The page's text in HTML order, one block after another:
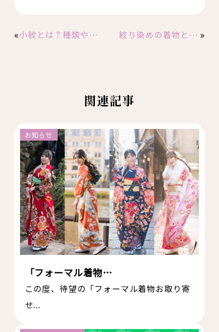
« 小紋とは？種類や着用シーン、選び方を解説 絞り染めの着物とは？種類や歴史・総絞りの魅力を解説 »
関連記事
お知らせ
「フォーマル着物…
この度、待望の「フォーマル着物お取り寄
せ...